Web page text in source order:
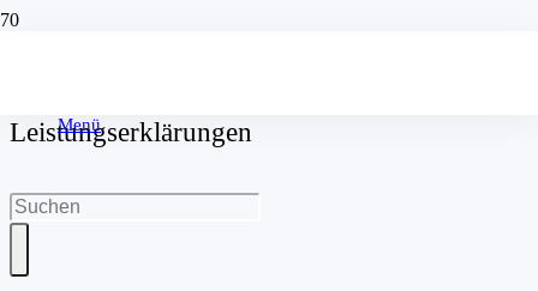
Menü
Leistungserklärungen